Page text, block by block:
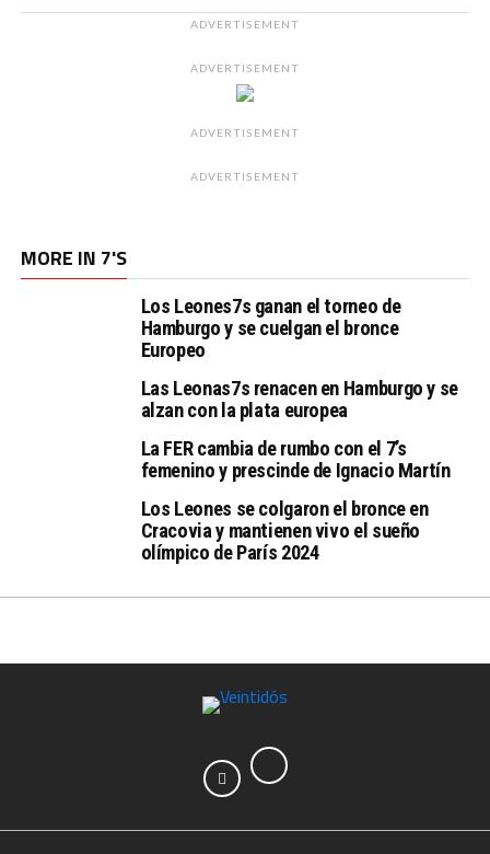
ADVERTISEMENT
ADVERTISEMENT
ADVERTISEMENT
ADVERTISEMENT
MORE IN 7'S
Los Leones7s ganan el torneo de
Hamburgo y se cuelgan el bronce
Europeo
Las Leonas7s renacen en Hamburgo y se
alzan con la plata europea
La FER cambia de rumbo con el 7’s
femenino y prescinde de Ignacio Martín
Los Leones se colgaron el bronce en
Cracovia y mantienen vivo el sueño
olímpico de París 2024